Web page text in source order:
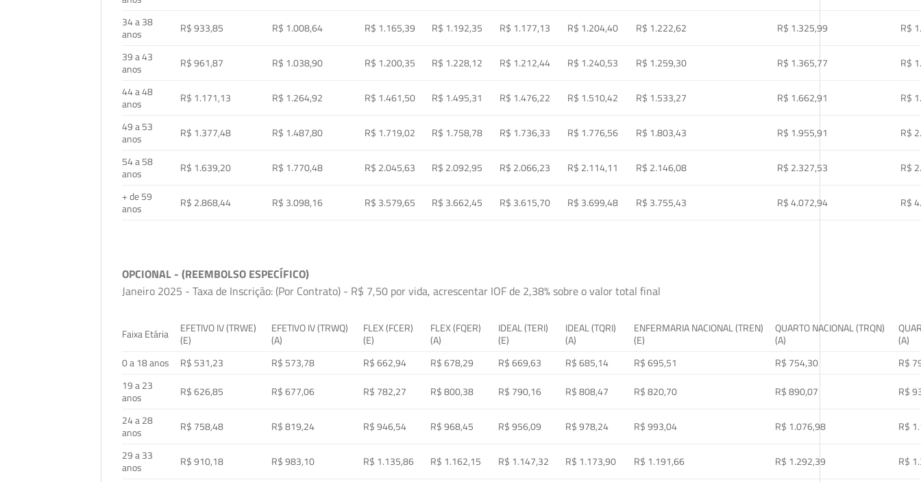
34 a 38
anos
R$ 933,85 R$ 1.008,64 R$ 1.165,39 R$ 1.192,35 R$ 1.177,13 R$ 1.204,40 R$ 1.222,62 R$ 1.325,99
R$
39 a 43
anos
R$ 961,87 R$ 1.038,90 R$ 1.200,35 R$ 1.228,12 R$ 1.212,44 R$ 1.240,53 R$ 1.259,30 R$ 1.365,77
R$
44 a 48
anos
R$ 1.171,13 R$ 1.264,92 R$ 1.461,50 R$ 1.495,31 R$ 1.476,22 R$ 1.510,42 R$ 1.533,27 R$ 1.662,91
R$
49 a 53
anos
R$ 1.377,48 R$ 1.487,80 R$ 1.719,02 R$ 1.758,78 R$ 1.736,33 R$ 1.776,56 R$ 1.803,43 R$ 1.955,91
R$
54 a 58
anos
R$ 1.639,20 R$ 1.770,48 R$ 2.045,63 R$ 2.092,95 R$ 2.066,23 R$ 2.114,11 R$ 2.146,08 R$ 2.327,53
R$
+ de 59
anos
R$ 2.868,44 R$ 3.098,16 R$ 3.579,65 R$ 3.662,45 R$ 3.615,70 R$ 3.699,48 R$ 3.755,43 R$ 4.072,94 R$
OPCIONAL - (REEMBOLSO ESPECÍFICO)
Janeiro 2025 - Taxa de Inscrição: (Por Contrato) - R$ 7,50 por vida, acrescentar IOF de 2,38% sobre o valor total final
Faixa Etária
EFETIVO IV (TRWE)
(E)
EFETIVO IV (TRWQ)
(A)
FLEX (FCER)
(E)
FLEX (FQER)
(A)
IDEAL (TERI)
(E)
IDEAL (TQRI)
(A)
ENFERMARIA NACIONAL (TREN)
(E)
QUARTO NACIONAL (TRQN)
(A)
(A)
0 a 18 anos
R$ 531,23 R$ 573,78 R$ 662,94 R$ 678,29 R$ 669,63 R$ 685,14 R$ 695,51 R$ 754,30
R$
19 a 23
anos
R$ 626,85 R$ 677,06 R$ 782,27 R$ 800,38 R$ 790,16 R$ 808,47 R$ 820,70 R$ 890,07
R$
24 a 28
anos
R$ 758,48 R$ 819,24 R$ 946,54 R$ 968,45 R$ 956,09 R$ 978,24 R$ 993,04 R$ 1.076,98
R$
29 a 33
anos
R$ 910,18 R$ 983,10 R$ 1.135,86 R$ 1.162,15 R$ 1.147,32 R$ 1.173,90 R$ 1.191,66 R$ 1.292,39
R$